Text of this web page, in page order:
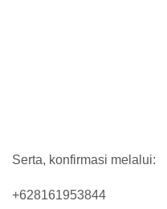
Serta, konfirmasi melalui:
+628161953844